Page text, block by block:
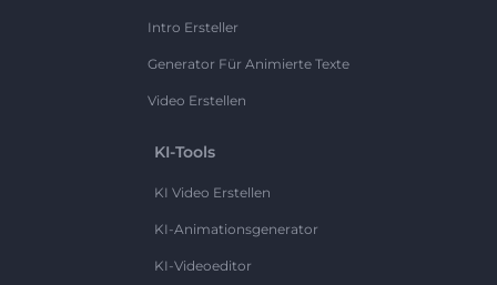
Intro Ersteller
Generator Für Animierte Texte
Video Erstellen
KI-Tools
KI Video Erstellen
KI-Animationsgenerator
KI-Videoeditor